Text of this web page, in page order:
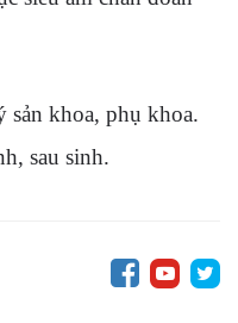
sản khoa, phụ khoa.
sau sinh.